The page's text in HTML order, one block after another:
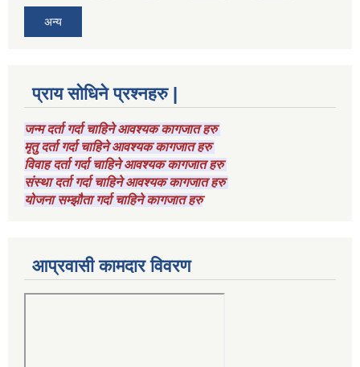
अन्य
प्राय सोधिने प्रश्नहरु |
जन्म दर्ता गर्दा चाहिने आवश्यक कागजात हरु
मृतु दर्ता गर्दा चाहिने आवश्यक कागजात हरु
विवाह दर्ता गर्दा चाहिने आवश्यक कागजात हरु
संस्था दर्ता गर्दा चाहिने आवश्यक कागजात हरु
योजना सम्झौता गर्दा चाहिने कागजात हरु
आप्रवासी कामदार विवरण